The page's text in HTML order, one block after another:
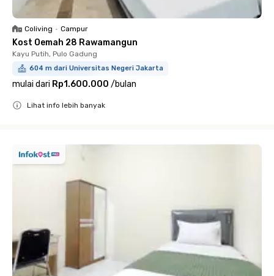
Coliving • Campur
Kost Oemah 28 Rawamangun
Kayu Putih, Pulo Gadung
604 m dari Universitas Negeri Jakarta
mulai dari Rp1.600.000 /bulan
Lihat info lebih banyak